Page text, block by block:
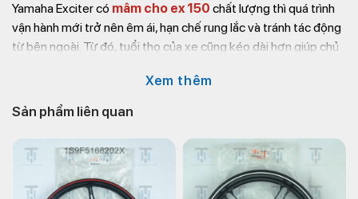
Yamaha Exciter có mâm cho ex 150 chất lượng thì quá trình
vận hành mới trở nên êm ái, hạn chế rung lắc và tránh tác động
từ bên ngoài. Từ đó, tuổi thọ của xe cũng kéo dài hơn giúp chủ
tiện luôn mới, tươi sáng và sang trọng.
Như vậy, bạn cần thực hiện kiểm tra, thay mới vành sau Ex 150
giúp xe vận hành luôn được mượt mà. Bộ phận này thông
thường sẽ được làm bằng kim loại, có phần cố định giữa trục và
lốp xe. Đồng thời có các màu sắc khác nhau để thể hiện phong
Xem thêm
Sản phẩm liên quan